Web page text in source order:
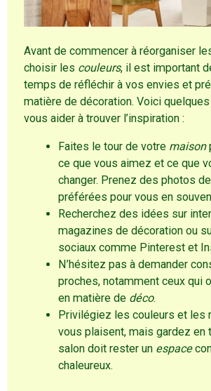
Avant de commencer à réorganiser
choisir les couleurs, il est important
temps de réfléchir à vos envies et
matière de décoration. Voici
vous aider à trouver l’inspiration :
Faites le tour de votre maison
ce que vous aimez et ce que
changer. Prenez des photos
préférées pour vous en
Recherchez des idées sur
magazines de décoration ou
sociaux comme Pinterest et
N’hésitez pas à demander
proches, notamment ceux qui
en matière de déco.
Privilégiez les couleurs et les
vous plaisent, mais gardez en
salon doit rester un espace
chaleureux.